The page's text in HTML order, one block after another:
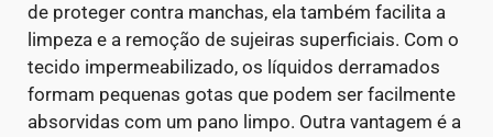
de proteger contra manchas, ela também facilita a
limpeza e a remoção de sujeiras superficiais. Com o
tecido impermeabilizado, os líquidos derramados
formam pequenas gotas que podem ser facilmente
absorvidas com um pano limpo. Outra vantagem é a